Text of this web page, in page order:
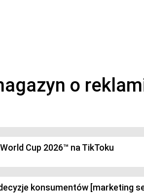
o marketingu, reklamie i
Cup 2026™ na TikToku
konsumentów [marketing